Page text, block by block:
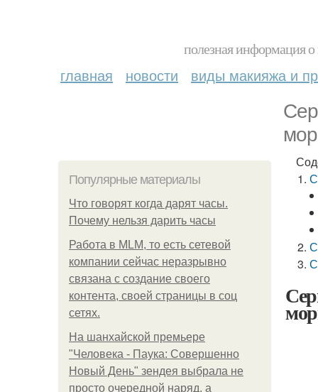
полезная информация
главная новости виды макияжа и
Популярные материалы
Что говорят когда дарят часы.
Почему нельзя дарить часы
Работа в MLM, то есть сетевой
компании сейчас неразрывно
связана с создание своего
контента, своей страницы в соц
сетях.
На шанхайской премьере
"Человека - Паука: Совершенно
Новый День" зендея выбрала не
просто очередной наряд, а